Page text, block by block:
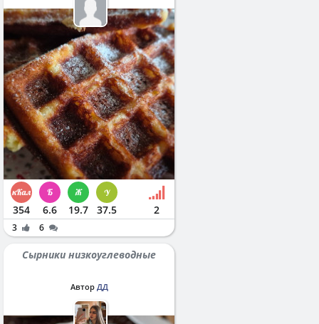
354 6.6 19.7 37.5 2
3 6
Сырники низкоуглеводные
Автор ДД